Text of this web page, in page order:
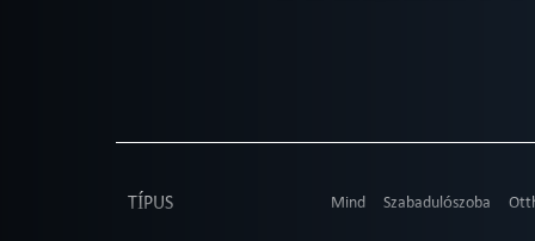
TÍPUS Mind Szabadulószoba